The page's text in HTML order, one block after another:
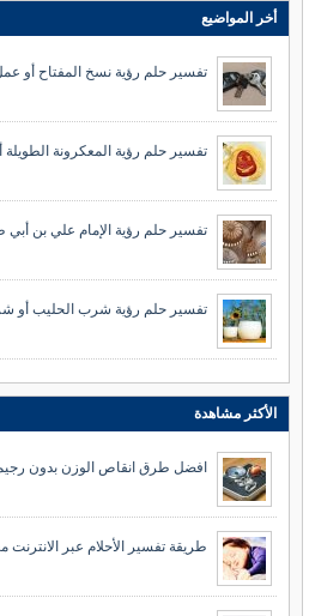
أخر المواضيع
تفسير حلم رؤية نسخ المفتاح أو
تفسير حلم رؤية المعكرونة الطويلة
تفسير حلم رؤية الإمام علي بن
تفسير حلم رؤية شرب الحليب أو
الأكثر مشاهدة
افضل طرق انقاص الوزن بدون
طريقة تفسير الأحلام عبر الانترنت